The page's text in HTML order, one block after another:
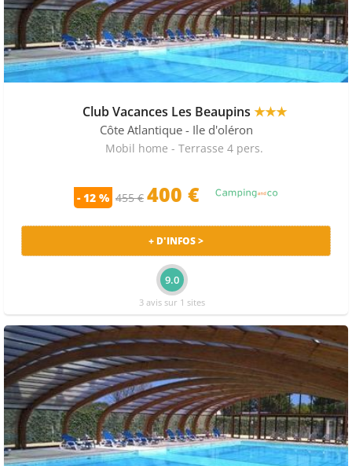
Club Vacances Les Beaupins ★★★
Côte Atlantique - Ile d'oléron
Mobil home - Terrasse 4 pers.
- 12 % 455 € 400 €
+ D'INFOS >
9.0
3 avis sur 1 sites